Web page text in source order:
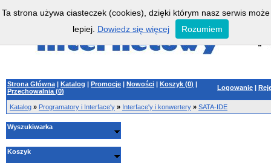
Strona Główna | Katalog | Promocje | Nowości | Koszyk (0) |
Przechowalnia (0) Logowanie |
Katalog » Programatory i Interface'y » Interface'y i konwertery » SATA-IDE
Wyszukiwarka
Koszyk
Ta strona używa ciasteczek (cookies), dzięki którym nasz serwis może
lepiej. Dowiedz się więcej Rozumiem